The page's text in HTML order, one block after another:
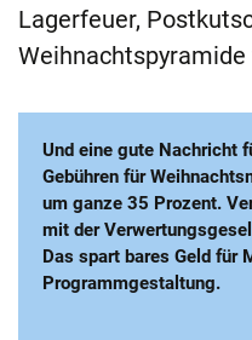
Lagerfeuer,
Und eine gute Nachricht
Gebühren für
um ganze 35 Prozent.
mit der
Das spart bares Geld für
Programmgestaltung.